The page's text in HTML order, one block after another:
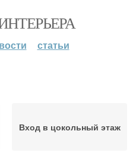
статьи
Вход в цокольный этаж